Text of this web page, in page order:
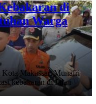
di
Warga
Makassar, Munafri
kebakaran di Jalan